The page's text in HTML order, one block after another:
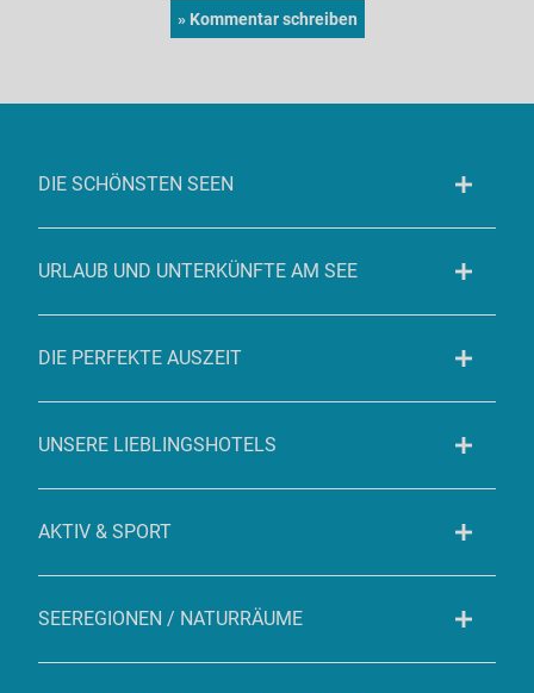
DIE SCHÖNSTEN SEEN
URLAUB UND UNTERKÜNFTE AM SEE
DIE PERFEKTE AUSZEIT
UNSERE LIEBLINGSHOTELS
AKTIV & SPORT
SEEREGIONEN / NATURRÄUME